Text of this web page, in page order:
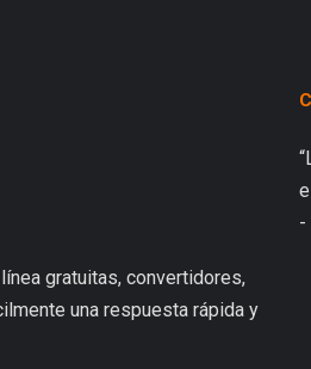
gratuitas, convertidores,
una respuesta rápida y
-